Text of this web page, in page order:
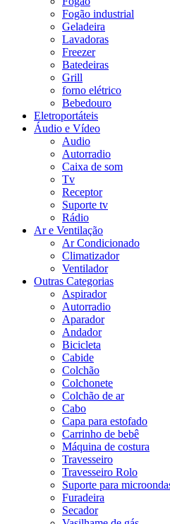
Fogão industrial
Geladeira
Lavadoras
Freezer
Batedeiras
Grill
forno elétrico
Bebedouro
Eletroportáteis
Áudio e Vídeo
Audio
Autorradio
Caixa de som
Tv
Receptor
Suporte tv
Rádio
Ar e Ventilação
Ar Condicionado
Climatizador
Ventilador
Outras Categorias
Aspirador
Autorradio
Aparador
Andador
Bicicleta
Cabide
Colchão
Colchonete
Colchão de ar
Cabo
Capa para estofado
Carrinho de bebê
Máquina de costura
Travesseiro
Travesseiro Rolo
Suporte para
Furadeira
Secador